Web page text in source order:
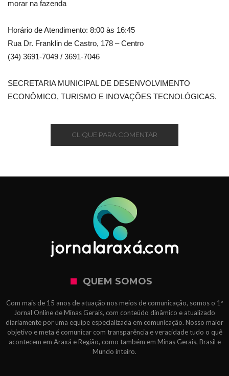
morar na fazenda
Horário de Atendimento: 8:00 às 16:45
Rua Dr. Franklin de Castro, 178 – Centro
(34) 3691-7049 / 3691-7046
SECRETARIA MUNICIPAL DE DESENVOLVIMENTO
ECONÔMICO, TURISMO E INOVAÇÕES TECNOLÓGICAS.
CLIQUE PARA COMENTAR
QUEM SOMOS
Com mais de 15 anos de atuação nos meios de comunicação, somos o 1º
Jornal Online de Minas Gerais, com conteúdo dinâmico e atualizado
diariamente por uma equipe especializada em comunicação. Nosso maior
objetivo e meta é comunicar com transparência e veracidade tudo o quê
acontecem em Araxá e Região, como também em Minas Gerais, Brasil e
Mundo inteiro.